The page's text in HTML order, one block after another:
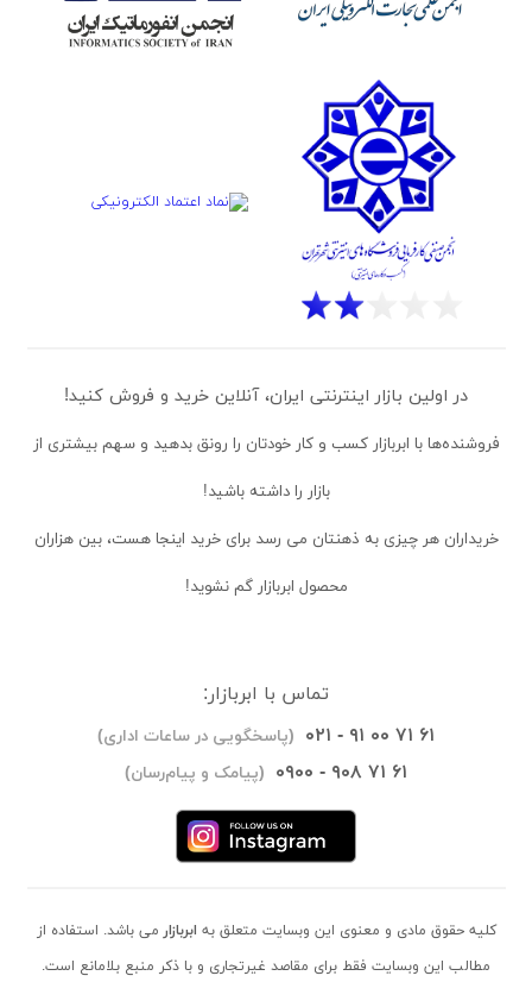
در اولین بازار اینترنتی ایران، آنلاین خرید و فروش کنید!
فروشنده‌ها با ابربازار کسب و کار خودتان را رونق بدهید و سهم بیشتری از
بازار را داشته باشید!
خریداران هر چیزی به ذهنتان می رسد برای خرید اینجا هست، بین هزاران
محصول ابربازار گم نشوید!
تماس با ابربازار:
۰۲۱ - ۹۱ ۰۰ ۷۱ ۶۱ (پاسخگویی در ساعات اداری)
۰۹۰۰ - ۹۰۸ ۷۱ ۶۱ (پیامک و پیام‌رسان)
کلیه حقوق مادی و معنوی این وبسایت متعلق به ابربازار می باشد. استفاده از
مطالب این وبسایت فقط برای مقاصد غیرتجاری و با ذکر منبع بلامانع است.